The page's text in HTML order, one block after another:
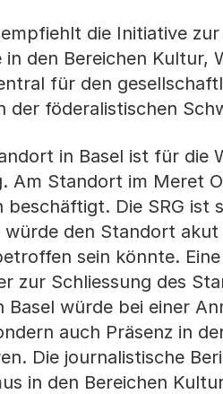
die Initiative
in den Bereichen Kultur,
für den
der föderalistischen
in Basel ist für die
Am Standort im Meret
beschäftigt. Die SRG
würde den Standort
sein könnte.
zur Schliessung des
Basel würde bei einer
auch Präsenz in
Die journalistische
in den Bereichen